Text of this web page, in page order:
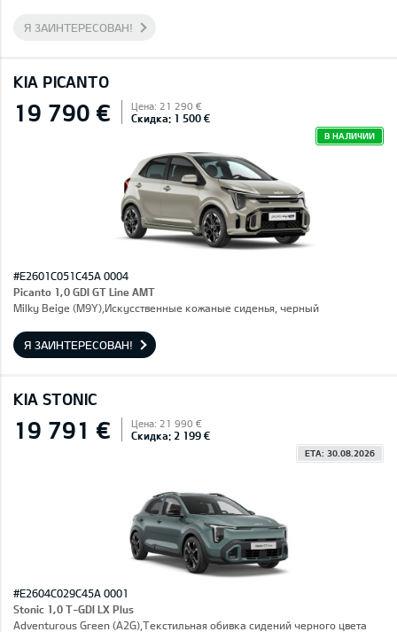
Я ЗАИНТЕРЕСОВАН!
KIA PICANTO
19 790 € Цена: 21 290 €
Скидка: 1 500 €
В НАЛИЧИИ
#E2601C051C45A 0004
Picanto 1,0 GDI GT Line AMT
Milky Beige (M9Y),Искусственные кожаные сиденья, черный
Я ЗАИНТЕРЕСОВАН!
KIA STONIC
19 791 € Цена: 21 990 €
Скидка: 2 199 €
ETA: 30.08.2026
#E2604C029C45A 0001
Stonic 1,0 T-GDI LX Plus
Adventurous Green (A2G),Текстильная обивка сидений черного цвета